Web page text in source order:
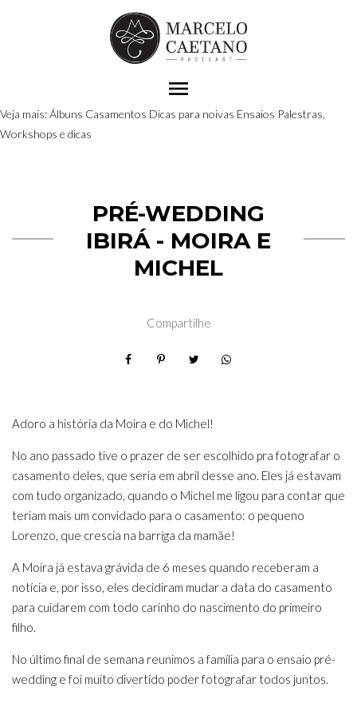
menu
Veja mais:Álbuns Casamentos Dicas para noivas Ensaios Palestras,
Workshops e dicas
PRÉ-WEDDING
IBIRÁ - MOIRA E
MICHEL
Compartilhe
Adoro a história da Moira e do Michel!
No ano passado tive o prazer de ser escolhido pra fotografar o
casamento deles, que seria em abril desse ano. Eles já estavam
com tudo organizado, quando o Michel me ligou para contar que
teriam mais um convidado para o casamento: o pequeno
Lorenzo, que crescia na barriga da mamãe!
A Moira já estava grávida de 6 meses quando receberam a
notícia e, por isso, eles decidiram mudar a data do casamento
para cuidarem com todo carinho do nascimento do primeiro
filho.
No último final de semana reunimos a família para o ensaio pré-
wedding e foi muito divertido poder fotografar todos juntos.